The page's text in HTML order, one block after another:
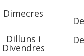
Dimecres
Dilluns i
Divendres